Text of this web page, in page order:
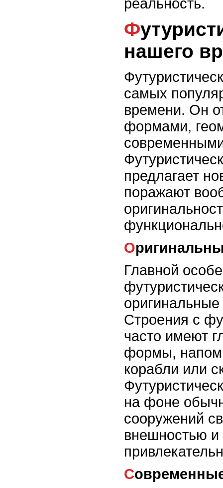
реальность.
Футуристический дизайн
нашего
самых
времени. Он
формами,
предлагает
поражают
Главной
Строения с
часто имеют
формы,
корабли или
на фоне
сооружений
внешностью и